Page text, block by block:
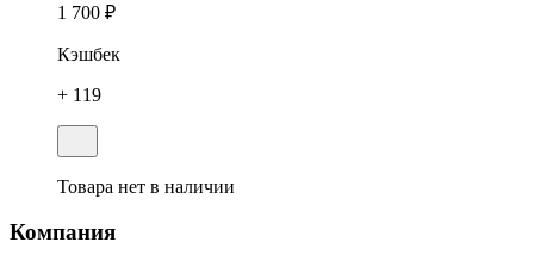
1 700 ₽
Кэшбек
+ 119
Товара нет в наличии
Компания